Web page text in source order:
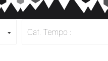
Cat. Tempo :